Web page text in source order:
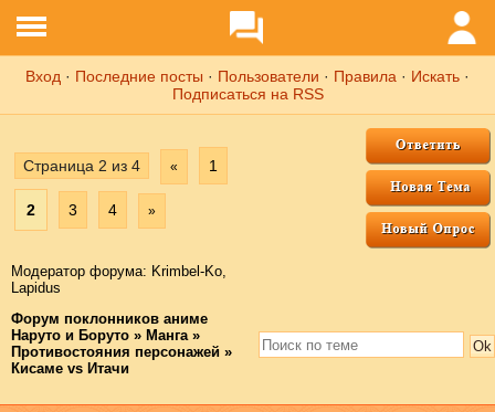
Вход · Последние посты · Пользователи · Правила · Искать ·
Подписаться на RSS
Страница 2 из 4 « 1
2 3 4 »
Модератор форума: Krimbel-Ko,
Lapidus
Форум поклонников аниме
Наруто и Боруто » Манга »
Противостояния персонажей »
Кисаме vs Итачи